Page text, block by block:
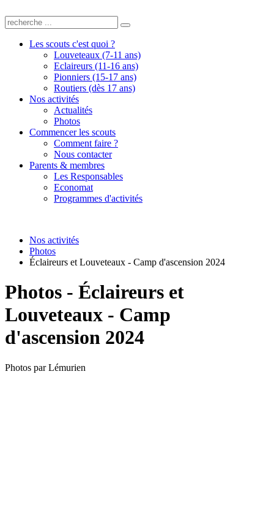
Les scouts c'est quoi ?
Louveteaux (7-11 ans)
Eclaireurs (11-16 ans)
Pionniers (15-17 ans)
Routiers (dès 17 ans)
Nos activités
Actualités
Photos
Commencer les scouts
Comment faire ?
Nous contacter
Parents & membres
Les Responsables
Economat
Programmes d'activités
Nos activités
Photos
Éclaireurs et Louveteaux - Camp d'ascension 2024
Photos - Éclaireurs et
Louveteaux - Camp
d'ascension 2024
Photos par Lémurien